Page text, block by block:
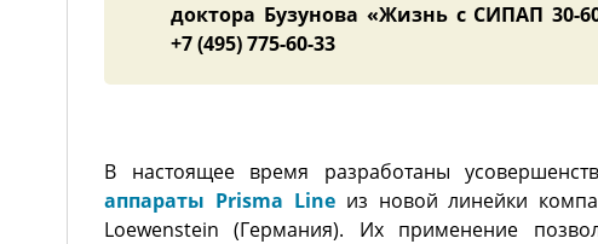
доктора Бузунова «Жизнь с СИПАП 30-
+7 (495) 775-60-33
В настоящее время разработаны
аппараты Prisma Lineиз новой линейки
Loewenstein (Германия). Их применение